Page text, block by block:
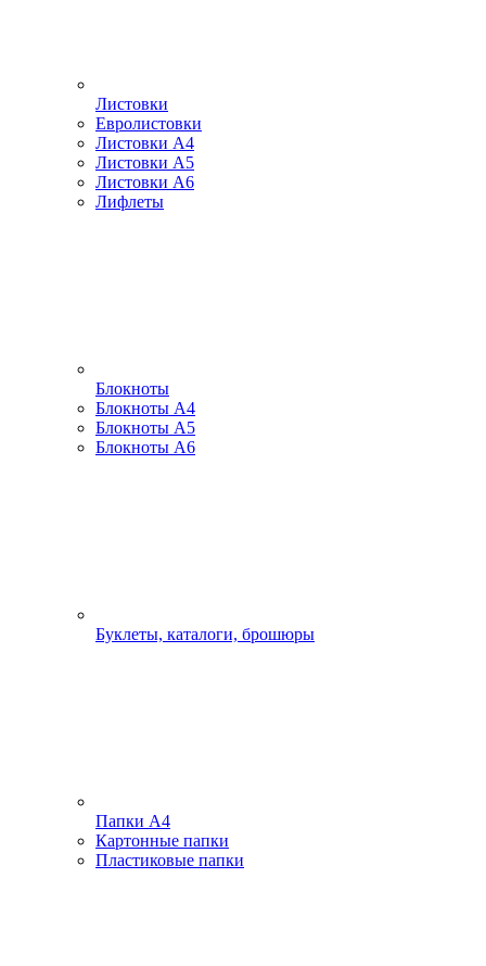
Листовки
Евролистовки
Листовки А4
Листовки А5
Листовки А6
Лифлеты
Блокноты
Блокноты А4
Блокноты А5
Блокноты А6
Буклеты, каталоги, брошюры
Папки А4
Картонные папки
Пластиковые папки